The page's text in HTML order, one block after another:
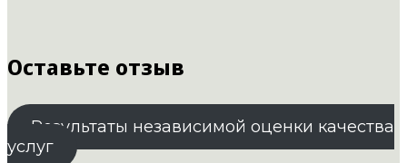
Оставьте отзыв
Результаты независимой оценки качества
услуг